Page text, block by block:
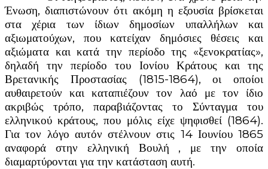
Ένωση, διαπιστώνουν ότι ακόμη η εξουσία βρίσκεται
στα χέρια των ίδιων δημοσίων υπαλλήλων και
αξιωματούχων, που κατείχαν δημόσιες θέσεις και
αξιώματα και κατά την περίοδο της «ξενοκρατίας»,
δηλαδή την περίοδο του Ιονίου Κράτους και της
Βρετανικής Προστασίας (1815-1864), οι οποίοι
αυθαιρετούν και καταπιέζουν τον λαό με τον ίδιο
ακριβώς τρόπο, παραβιάζοντας το Σύνταγμα του
ελληνικού κράτους, που μόλις είχε ψηφισθεί (1864).
Για τον λόγο αυτόν στέλνουν στις 14 Ιουνίου 1865
αναφορά στην ελληνική Βουλή , με την οποία
διαμαρτύρονται για την κατάσταση αυτή.